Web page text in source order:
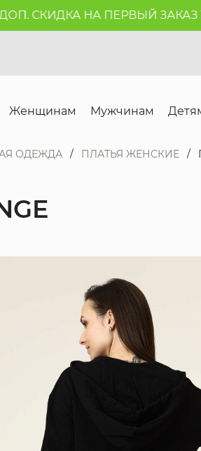
СКИДКА НА ПЕРВЫЙ ЗАКАЗ
Женщинам Мужчинам
ОДЕЖДА ПЛАТЬЯ ЖЕНСКИЕ